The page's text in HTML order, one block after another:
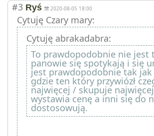
#3 Ryś 2020-08-05 18:00
Cytuję Czary mary:
Cytuję abrakadabra:
To prawdopodobnie nie jest
panowie się spotykają i się
jest prawdopodobnie tak jak
gdzie ten który przywiózł
najwięcej / skupuje
wystawia cenę a inni się do
dostosowują.